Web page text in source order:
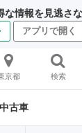
な情報を見逃さな
アプリで開く
京都 検索
古車